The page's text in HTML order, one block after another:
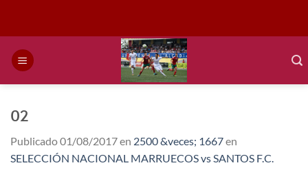
02
Publicado01/08/2017en 2500 &veces; 1667en
SELECCIÓN NACIONAL MARRUECOS vs SANTOS F.C.